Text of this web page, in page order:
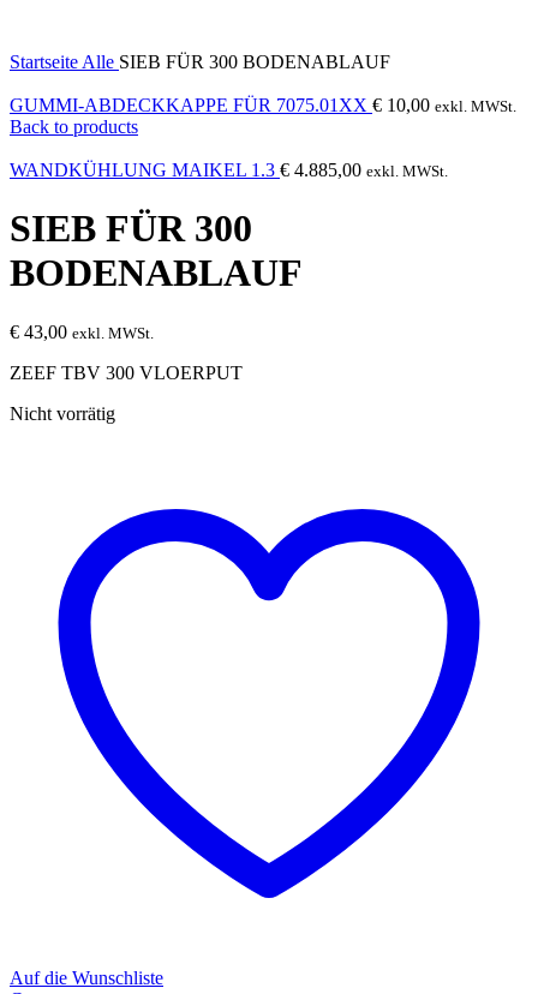
Startseite Alle SIEB FÜR 300 BODENABLAUF
GUMMI-ABDECKKAPPE FÜR 7075.01XX € 10,00 exkl. MWSt.
Back to products
WANDKÜHLUNG MAIKEL 1.3 € 4.885,00 exkl. MWSt.
SIEB FÜR 300
BODENABLAUF
€ 43,00 exkl. MWSt.
ZEEF TBV 300 VLOERPUT
Nicht vorrätig
Auf die Wunschliste